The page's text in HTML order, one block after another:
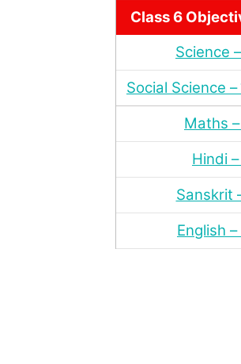
Class 6
Science –
Social Science –
Maths –
Hindi –
Sanskrit
English –